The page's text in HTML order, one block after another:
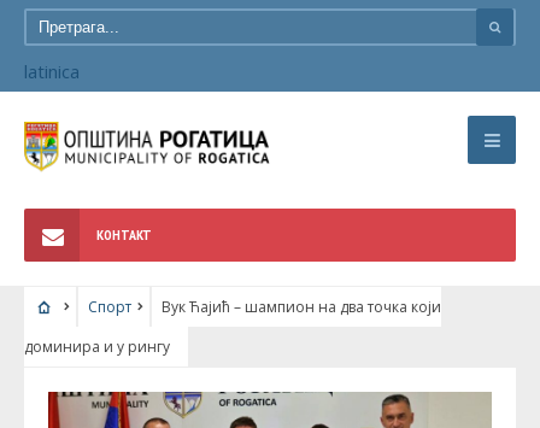
latinica
КОНТАКТ
Спорт
Вук Ћајић – шампион на два точка који
доминира и у рингу